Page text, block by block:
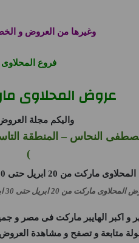
وغيرها من العروض و
فروع المحلاوى
عروض المحلاوى
واليكم مجلة
النحاس – المنطقة
)
ماركت من 20 ابريل حتى 30 ابريل 2025 عروض الشيكولاتة
اكبر الهايبر ماركت فى مصر و
متابعة و تصفح و مشاهدة